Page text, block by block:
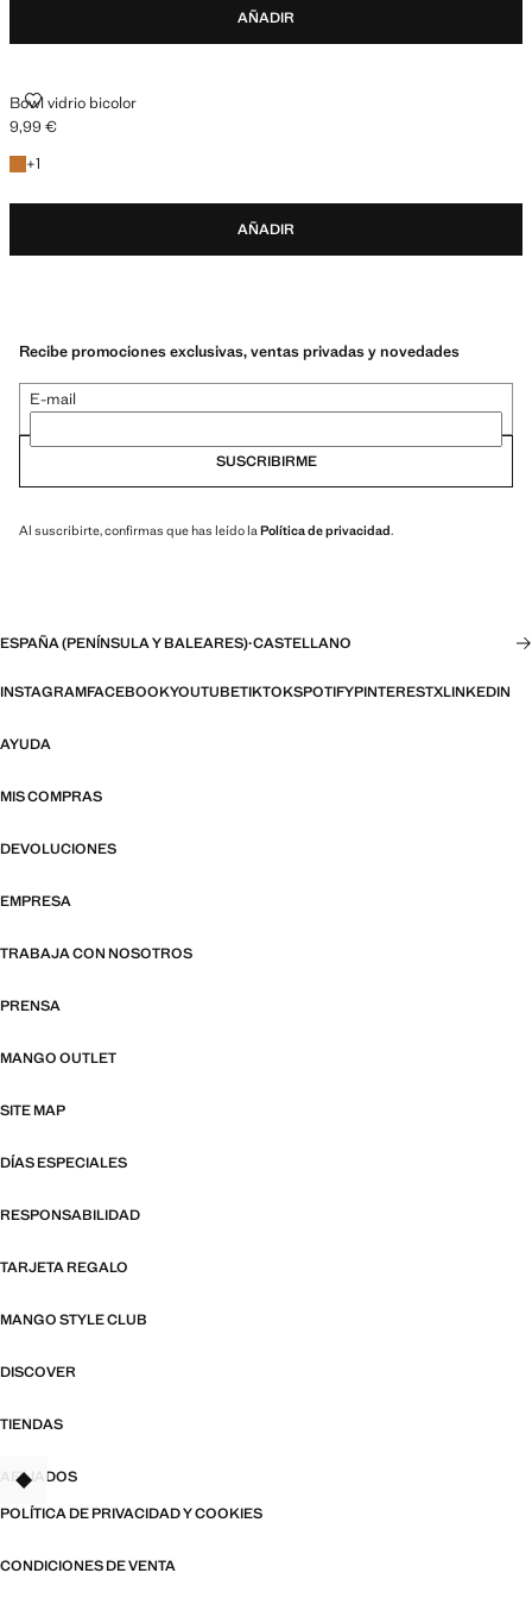
AÑADIR
Bowl vidrio bicolor
BOWL VIDRIO BICOLOR
Precio actual [9,99 € ]
9,99 €
+1
+1 color
AÑADIR
Recibe promociones exclusivas, ventas privadas y novedades
E-mail
SUSCRIBIRME
Al suscribirte, confirmas que has leído la Política de privacidad.
ESPAÑA (PENÍNSULA Y BALEARES)·CASTELLANO
INSTAGRAMFACEBOOKYOUTUBETIKTOKSPOTIFYPINTERESTXLINKEDIN
AYUDA
MIS COMPRAS
DEVOLUCIONES
EMPRESA
TRABAJA CON NOSOTROS
PRENSA
MANGO OUTLET
SITE MAP
DÍAS ESPECIALES
RESPONSABILIDAD
TARJETA REGALO
MANGO STYLE CLUB
DISCOVER
TIENDAS
AFILIADOS
POLÍTICA DE PRIVACIDAD Y COOKIES
CONDICIONES DE VENTA